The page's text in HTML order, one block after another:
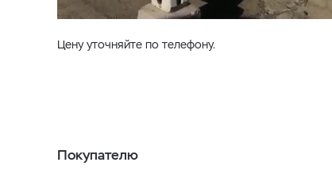
Цену уточняйте по телефону.
Покупателю